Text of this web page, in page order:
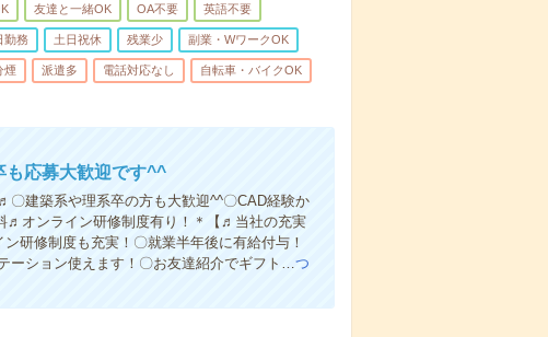
友達と一緒OK OA不要 英語不要
勤務 土日祝休 残業少 副業・WワークOK
煙 派遣多 電話対応なし 自転車・バイクOK
応募大歓迎です^^
建築系や理系卒の方も大歓迎^^〇CAD経験か
♬オンライン研修制度有り！＊【♬当社の充実
研修制度も充実！〇就業半年後に有給付与！
ーション使えます！〇お友達紹介でギフト… つ